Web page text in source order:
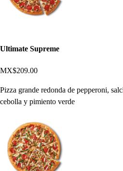
Ultimate Supreme
MX$209.00
Pizza grande redonda de pepperoni,
cebolla y pimiento verde